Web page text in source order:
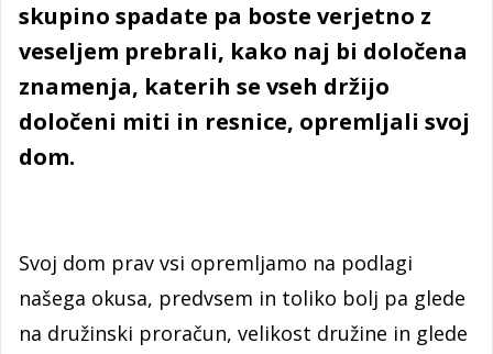
skupino spadate pa boste verjetno z
veseljem prebrali, kako naj bi določena
znamenja, katerih se vseh držijo
določeni miti in resnice, opremljali svoj
dom.
Svoj dom prav vsi opremljamo na podlagi
našega okusa, predvsem in toliko bolj pa glede
na družinski proračun, velikost družine in glede